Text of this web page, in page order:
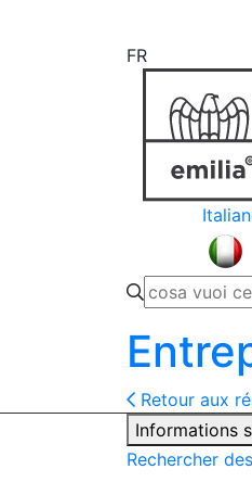
FR
Retour aux
Informations
Rechercher